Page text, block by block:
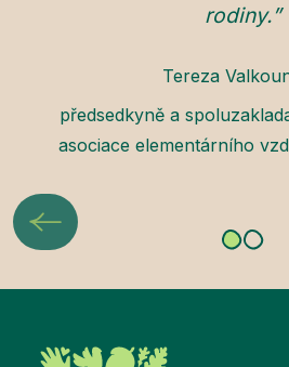
rodiny.”
Tereza
předsedkyně a
asociace elementárního